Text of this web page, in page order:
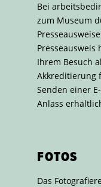
Bei
zum Museum
Presseausweis
Ihrem Besuch
Akkreditierung
Senden einer
Anlass
FOTOS
Das